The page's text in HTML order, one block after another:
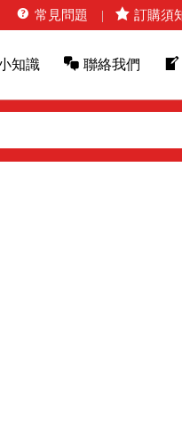
常見問題 訂購須
知識 聯絡我們